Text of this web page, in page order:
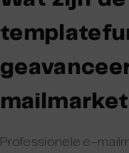
Professionele e-